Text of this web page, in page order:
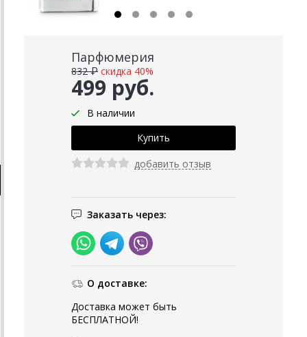
Парфюмерия
499 руб.
832 ₽ скидка 40%
В наличии
добавить отзыв
Заказать через:
О доставке:
Доставка может быть
БЕСПЛАТНОЙ!